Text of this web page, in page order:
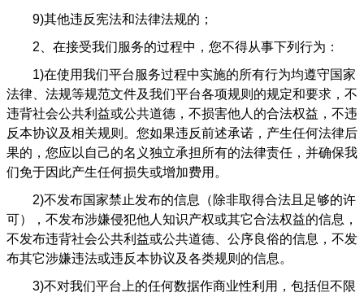
9)其他违反宪法和法律法规的；
2 、在接受我们服务的过程中，您不得从事下列行为：
1)在使用我们平台服务过程中实施的所有行为均遵守国家
法律、法规等规范文件及我们平台各项规则的规定和要求，不
违背社会公共利益或公共道德，不损害他人的合法权益，不违
反本协议及相关规则。您如果违反前述承诺，产生任何法律后
果的，您应以自己的名义独立承担所有的法律责任，并确保我
们免于因此产生任何损失或增加费用。
2)不发布国家禁止发布的信息（除非取得合法且足够的许
可），不发布涉嫌侵犯他人知识产权或其它合法权益的信息，
不发布违背社会公共利益或公共道德、公序良俗的信息，不发
布其它涉嫌违法或违反本协议及各类规则的信息。
3)不对我们平台上的任何数据作商业性利用，包括但不限